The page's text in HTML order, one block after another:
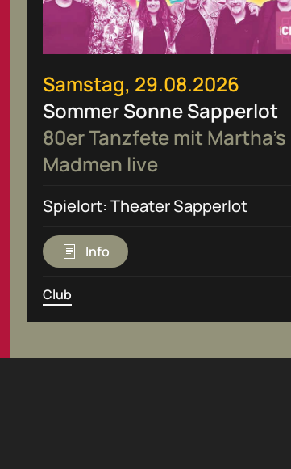
Samstag, 29.08.2026
Sommer Sonne Sapperlot
80er Tanzfete mit Martha’s
Madmen live
Spielort: Theater Sapperlot
Info
Club